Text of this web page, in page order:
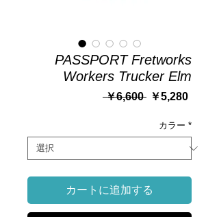
PASSPORT Fretworks
Workers Trucker Elm
￥6,600 通
格
￥5,280セ
ル
価
格
カラー *
カートに追加する